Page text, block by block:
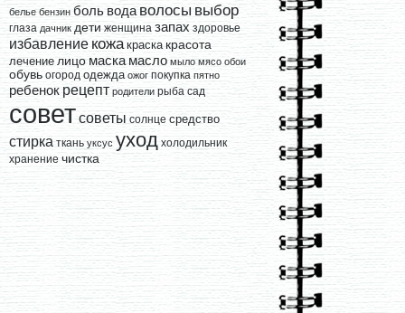
белье бензин боль вода волосы выбор
глаза дачник дети женщина запах здоровье
избавление кожа краска красота
лечение лицо маска масло мыло мясо обои
обувь огород одежда ожог покупка пятно
ребенок рецепт родители рыба сад
советсоветы солнце средство
стирка ткань уксус уход холодильник
хранение чистка